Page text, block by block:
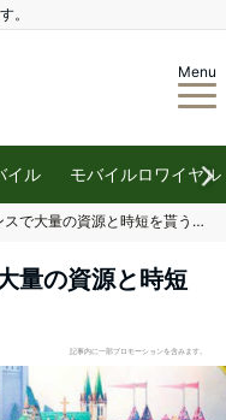
。
Menu
イル モバイルロワイヤル
モバロワのメンテナンスで大量の資源と時短を貰う方法と条件
量の資源と時短
記事内に一部プロモーションを含みます。